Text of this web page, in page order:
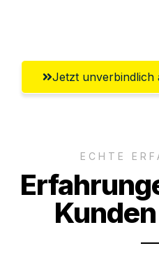
Jetzt unverbindlich
ECHTE